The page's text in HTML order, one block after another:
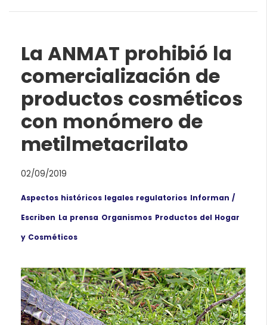
La ANMAT prohibió la
comercialización de
productos cosméticos
con monómero de
metilmetacrilato
02/09/2019
Aspectos históricos legales regulatorios Informan /
Escriben La prensa Organismos Productos del Hogar
y Cosméticos